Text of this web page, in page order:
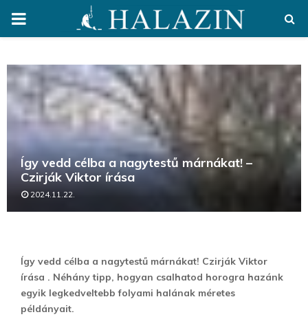
PRIMARY
Így vedd célba a nagytestű márnákat! –
Czirják Viktor írása
2024.11.22.
Így vedd célba a nagytestű márnákat! Czirják Viktor
írása . Néhány tipp, hogyan csalhatod horogra hazánk
egyik legkedveltebb folyami halának méretes
példányait.